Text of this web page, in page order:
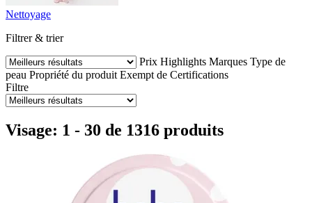
Nettoyage
Filtrer & trier
Prix Highlights Marques Type de
peau Propriété du produit Exempt de Certifications
Filtre
Visage: 1 - 30 de 1316 produits